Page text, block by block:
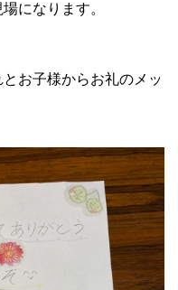
になります。
お子様からお礼のメッ